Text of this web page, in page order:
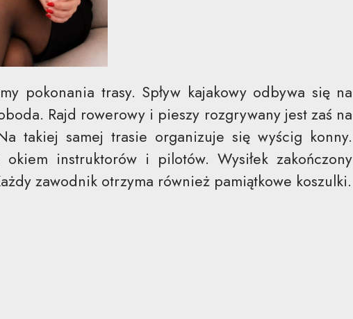
pokonania trasy. Spływ kajakowy odbywa się na
Rajd rowerowy i pieszy rozgrywany jest zaś na
takiej samej trasie organizuje się wyścig konny.
instruktorów i pilotów. Wysiłek zakończony
zawodnik otrzyma również pamiątkowe koszulki.